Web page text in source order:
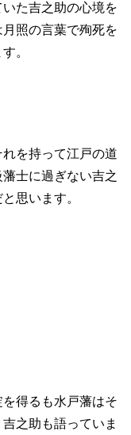
た吉之助の心境を
照の言葉で殉死を
。
を持って江戸の道
士に過ぎない吉之
思います。
得るも水戸藩はそ
之助も語っていま